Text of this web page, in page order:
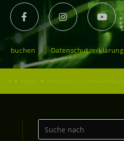
buchen Datenschutzerklärung
> >